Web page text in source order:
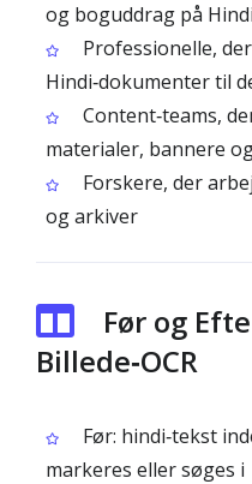
og boguddrag på
Professionelle,
Hindi‑dokumenter til
Content‑teams,
materialer, bannere
Forskere, der
og arkiver
Før og
Billede‑OCR
Før: hindi‑tekst
markeres eller søges i